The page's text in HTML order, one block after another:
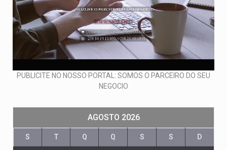
PUBLICITE NO NOSSO PORTAL: SOMOS O PARCEIRO DO SEU
NEGOCIO
AGOSTO 2026
S T Q Q S S D